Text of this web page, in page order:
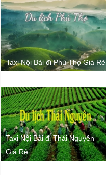
Taxi Nội Bài đi Phú Thọ Giá Rẻ
Taxi Nội Bài đi Thái Nguyên
Giá Rẻ